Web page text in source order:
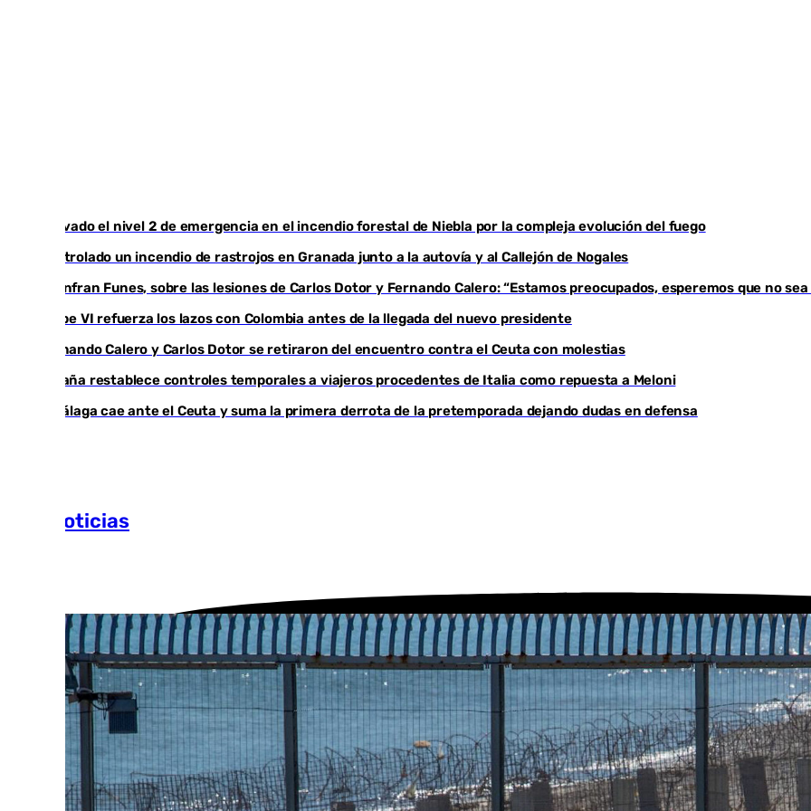
Activado el nivel 2 de emergencia en el incendio forestal de Niebla por la compleja evolución del fuego
Controlado un incendio de rastrojos en Granada junto a la autovía y al Callejón de Nogales
Juanfran Funes, sobre las lesiones de Carlos Dotor y Fernando Calero: “Estamos preocupados, esperemos que no sea
Felipe VI refuerza los lazos con Colombia antes de la llegada del nuevo presidente
Fernando Calero y Carlos Dotor se retiraron del encuentro contra el Ceuta con molestias
España restablece controles temporales a viajeros procedentes de Italia como repuesta a Meloni
El Málaga cae ante el Ceuta y suma la primera derrota de la pretemporada dejando dudas en defensa
Más noticias